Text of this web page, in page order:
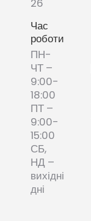
26
Час
роботи
ПН-
ЧТ –
9:00-
18:00
ПТ –
9:00-
15:00
СБ,
НД –
вихідні
дні